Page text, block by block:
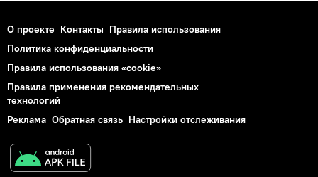
О проекте Контакты Правила использования
Политика конфиденциальности
Правила использования «cookie»
Правила применения рекомендательных
технологий
Реклама Обратная связь Настройки отслеживания